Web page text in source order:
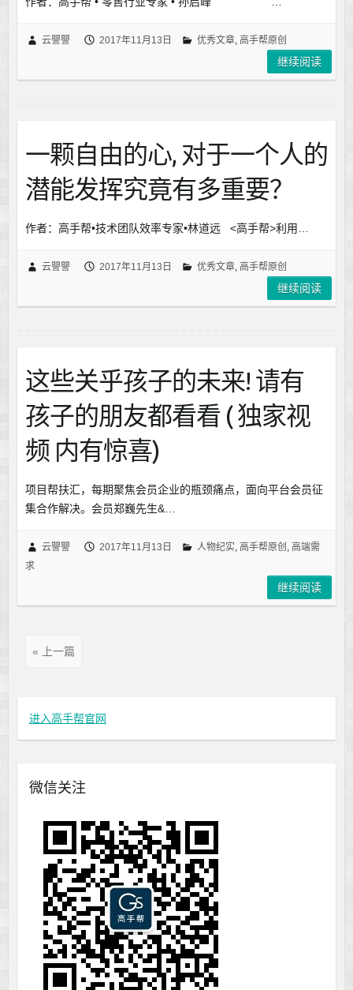
云譻譻 2017年11月13日 优秀文章, 高手帮原创
继续阅读
一颗自由的心, 对于一个人的
潜能发挥究竟有多重要？
作者：高手帮•技术团队效率专家•林道远 <高手帮>利用…
云譻譻 2017年11月13日 优秀文章, 高手帮原创
继续阅读
这些关乎孩子的未来! 请有
孩子的朋友都看看 ( 独家视
频 内有惊喜)
项目帮扶汇，每期聚焦会员企业的瓶颈痛点，面向平台会员征
集合作解决。会员郑巍先生&…
云譻譻 2017年11月13日 人物纪实, 高手帮原创
高端需
求
继续阅读
« 上一篇
进入高手帮官网
微信关注